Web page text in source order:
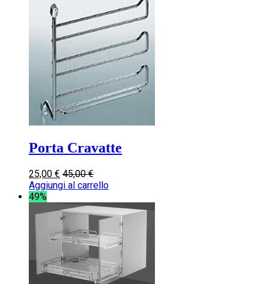
Porta Cravatte
25,00 € 45,00€
Aggiungi al carrello
49%